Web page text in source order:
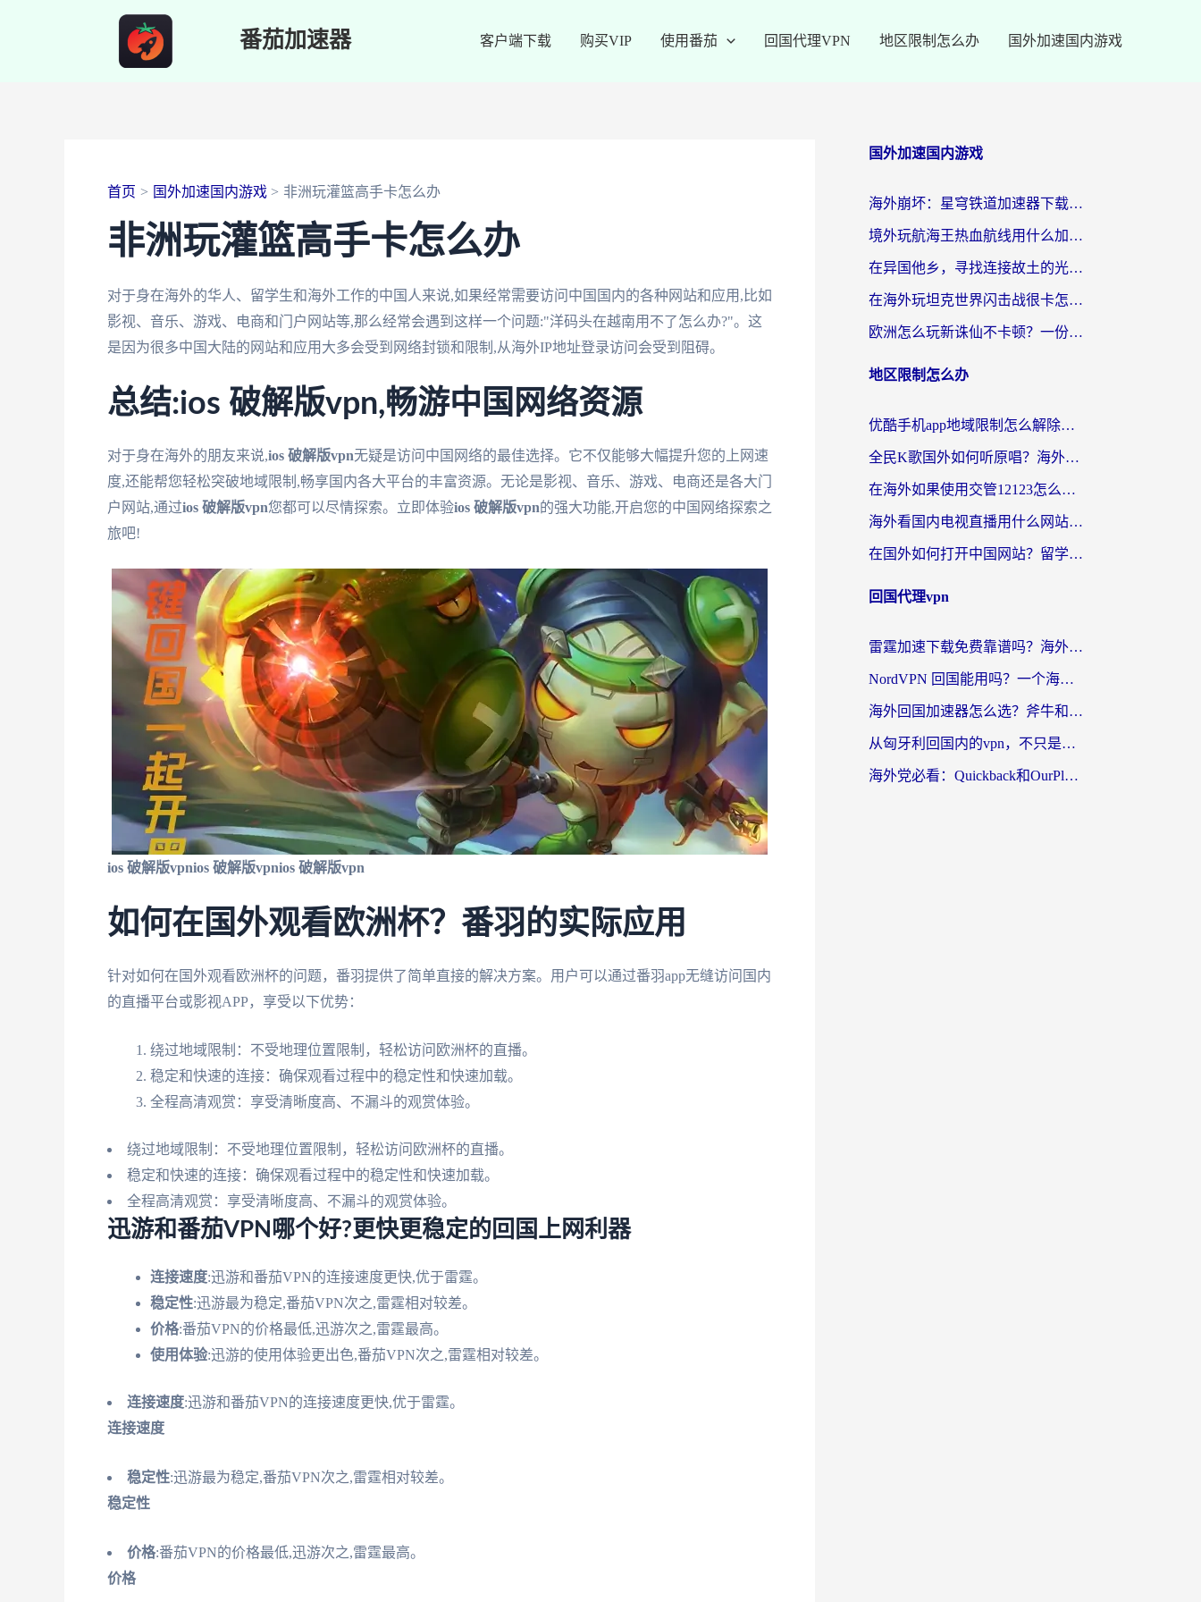
番茄加速器 客户端下载 购买VIP 使用番茄 回国代理VPN 地区限制怎么办 国外加速国内游戏
首页 国外加速国内游戏 非洲玩灌篮高手卡怎么办
非洲玩灌篮高手卡怎么办
对于身在海外的华人、留学生和海外工作的中国人来说,如果经常需要访问中国国内的各种网站和应用,比如
影视、音乐、游戏、电商和门户网站等,那么经常会遇到这样一个问题:"洋码头在越南用不了怎么办?"。这
是因为很多中国大陆的网站和应用大多会受到网络封锁和限制,从海外IP地址登录访问会受到阻碍。
总结:ios 破解版vpn,畅游中国网络资源
对于身在海外的朋友来说,ios 破解版vpn无疑是访问中国网络的最佳选择。它不仅能够大幅提升您的上网速
度,还能帮您轻松突破地域限制,畅享国内各大平台的丰富资源。无论是影视、音乐、游戏、电商还是各大门
户网站,通过ios 破解版vpn您都可以尽情探索。立即体验ios 破解版vpn的强大功能,开启您的中国网络探索之
旅吧!
ios 破解版vpnios 破解版vpnios 破解版vpn
如何在国外观看欧洲杯？番羽的实际应用
针对如何在国外观看欧洲杯的问题，番羽提供了简单直接的解决方案。用户可以通过番羽app无缝访问国内
的直播平台或影视APP，享受以下优势：
绕过地域限制：不受地理位置限制，轻松访问欧洲杯的直播。
稳定和快速的连接：确保观看过程中的稳定性和快速加载。
全程高清观赏：享受清晰度高、不漏斗的观赏体验。
绕过地域限制：不受地理位置限制，轻松访问欧洲杯的直播。
稳定和快速的连接：确保观看过程中的稳定性和快速加载。
全程高清观赏：享受清晰度高、不漏斗的观赏体验。
迅游和番茄VPN哪个好?更快更稳定的回国上网利器
连接速度:迅游和番茄VPN的连接速度更快,优于雷霆。
稳定性:迅游最为稳定,番茄VPN次之,雷霆相对较差。
价格:番茄VPN的价格最低,迅游次之,雷霆最高。
使用体验:迅游的使用体验更出色,番茄VPN次之,雷霆相对较差。
连接速度:迅游和番茄VPN的连接速度更快,优于雷霆。
连接速度
稳定性:迅游最为稳定,番茄VPN次之,雷霆相对较差。
稳定性
价格:番茄VPN的价格最低,迅游次之,雷霆最高。
价格
国外加速国内游戏
海外崩坏：星穹铁道加速器下载安装：一份给游子的终极网络指南
境外玩航海王热血航线用什么加速器？2026海外玩家实测最优方案（附欧洲问道堡垒前线加速技巧）
在异国他乡，寻找连接故土的光明大陆免费加速器
在海外玩坦克世界闪击战很卡怎么办？老玩家亲测有效的加速器选择指南
欧洲怎么玩新诛仙不卡顿？一份给海外游子的国服游戏畅玩指南
地区限制怎么办
优酷手机app地域限制怎么解除？海外党亲测有效的追剧方案
全民K歌国外如何听原唱？海外党亲测有效的回国加速器选择指南
在海外如果使用交管12123怎么处理？留学生亲测有效的回国加速方案
海外看国内电视直播用什么网站比较好？一篇解决你所有追剧难题的实用指南
在国外如何打开中国网站？留学生与海外华人的无缝访问指南
回国代理vpn
雷霆加速下载免费靠谱吗？海外党选回国加速器的避坑指南（附热门工具对比）
NordVPN 回国能用吗？一个海外用户必须面对的真实困境
海外回国加速器怎么选？斧牛和海龟哪个好？一篇帮你避开坑的实用指南
从匈牙利回国内的vpn，不只是为了刷剧那么简单
海外党必看：Quickback和OurPlay好用吗？3分钟选对回国加速器，无缝刷剧玩游戏